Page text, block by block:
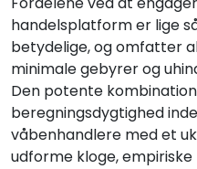
handelsplatform er lige
betydelige, og omfatter
minimale gebyrer og
Den potente
beregningsdygtighed
våbenhandlere med et
udforme kloge,